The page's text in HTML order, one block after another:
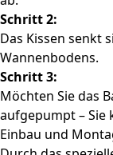
Schritt 2:
Das Kissen senkt
Wannenbodens.
Schritt 3:
Möchten Sie das
aufgepumpt – Sie
Einbau und